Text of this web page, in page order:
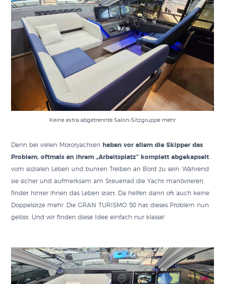
Keine extra abgetrennte Salon-Sitzgruppe mehr
Denn bei vielen Motoryachten
haben vor allem die Skipper das
Problem, oftmals an ihrem „Arbeitsplatz“ komplett abgekapselt
vom sozialen Leben und bunten Treiben an Bord zu sein. Während
sie sicher und aufmerksam am Steuerrad die Yacht manövrieren,
findet hinter ihnen das Leben statt. Da helfen dann oft auch keine
Doppelsitze mehr. Die GRAN TURISMO 50 hat dieses Problem nun
gelöst. Und wir finden diese Idee einfach nur klasse!